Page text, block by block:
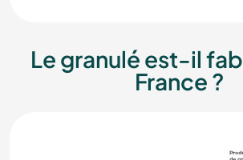
Le granulé est-il
France ?